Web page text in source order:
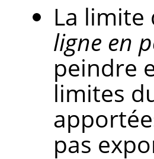
La limite
ligne en
peindre
limites
pas